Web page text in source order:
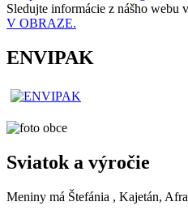
Sledujte informácie z nášho webu v
V OBRAZE.
ENVIPAK
Sviatok a výročie
Meniny má Štefánia , Kajetán,